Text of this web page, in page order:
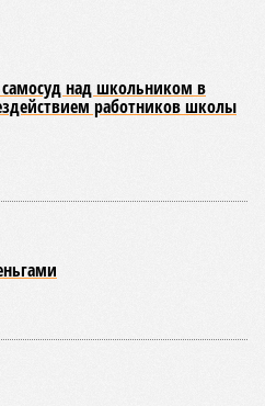
сейчас, в XXI
К наиболее
Тихоокеанское
включающее Индонезию,
Северной и Южной Америки.
также расположены на очень
плит. Не
США – причина в Нью-
Миссури. Землетрясения
то, обычное и вполне
в несколько столетий,
никому. К примеру, в
близ побережья
а следом пошли
15 метров, волны. Итог –